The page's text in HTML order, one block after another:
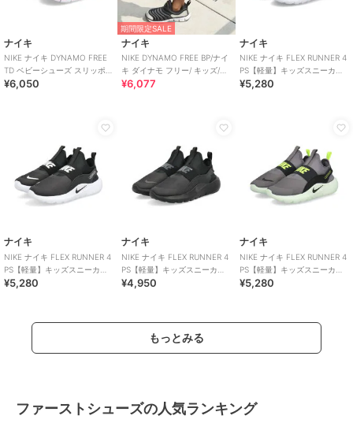
ナイキ
NIKE ナイキ DYNAMO FREE
TD ベビーシューズ スリッポン
(ダイナモフリーTD)
¥6,050
期間限定SALE
ナイキ
NIKE DYNAMO FREE BP/ナイ
キ ダイナモ フリー/ キッズ/ス
リッポン
¥6,077
ナイキ
NIKE ナイキ FLEX RUNNER 4
PS【軽量】キッズスニーカー
スリッポン 子供靴
¥5,280
ナイキ
NIKE ナイキ FLEX RUNNER 4
PS【軽量】キッズスニーカー
スリッポン 子供靴
¥5,280
ナイキ
NIKE ナイキ FLEX RUNNER 4
PS【軽量】キッズスニーカー
スリッポン 子供靴
¥4,950
ナイキ
NIKE ナイキ FLEX RUNNER 4
PS【軽量】キッズスニーカー
スリッポン 子供靴
¥5,280
もっとみる
ファーストシューズの人気ランキング